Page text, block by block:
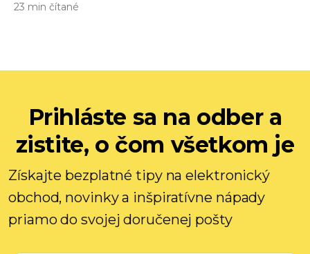
23 min čítané
Prihláste sa na odber a
zistite, o čom všetkom je
Získajte bezplatné tipy na elektronický
obchod, novinky a inšpiratívne nápady
priamo do svojej doručenej pošty